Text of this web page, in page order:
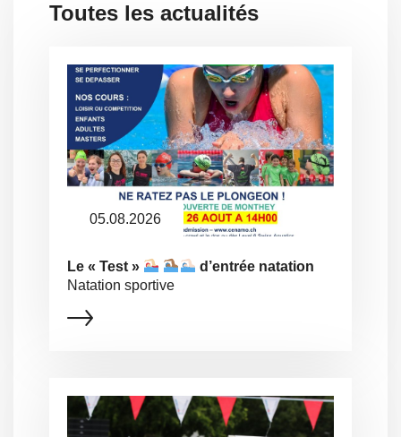
Toutes les actualités
05.08.2026
Le « Test »
d’entrée natation
Natation sportive